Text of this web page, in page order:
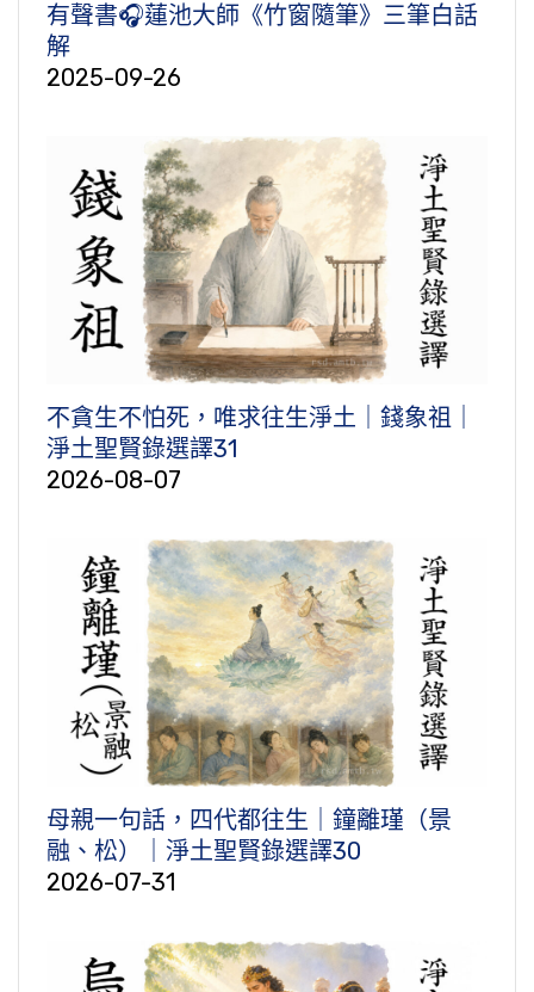
有聲書🎧蓮池大師《竹窗隨筆》三筆白話
解
2025-09-26
不貪生不怕死，唯求往生淨土｜錢象祖｜
淨土聖賢錄選譯31
2026-08-07
母親一句話，四代都往生｜鐘離瑾（景
融、松）｜淨土聖賢錄選譯30
2026-07-31